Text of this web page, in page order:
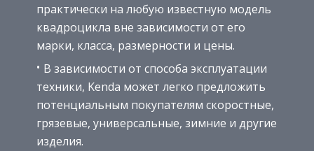
практически на любую известную модель
квадроцикла вне зависимости от его
марки, класса, размерности и цены.
В зависимости от способа эксплуатации
техники, Kenda может легко предложить
потенциальным покупателям скоростные,
грязевые, универсальные, зимние и другие
изделия.